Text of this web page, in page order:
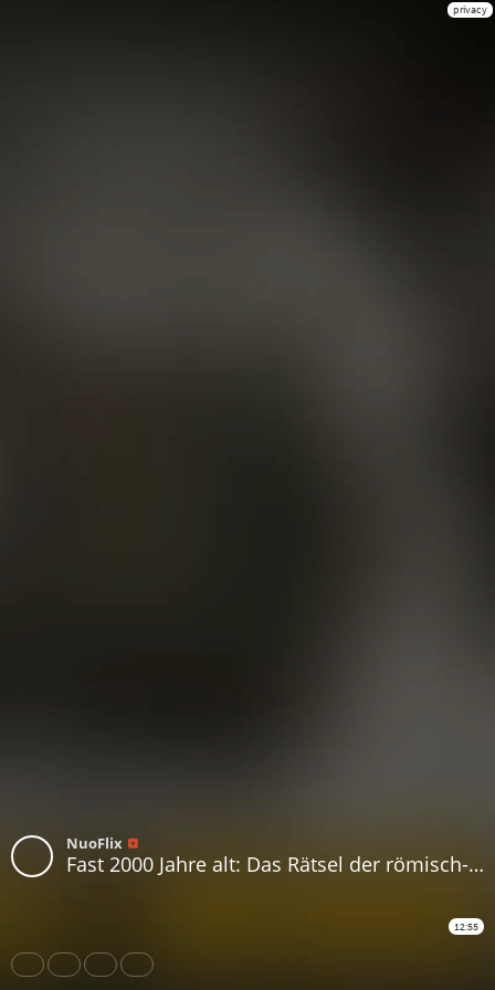
privacy
NuoFlix
Fast 2000 Jahre alt: Das Rätsel der römisch-germanischen Dodekaeder
12:55
Share Like